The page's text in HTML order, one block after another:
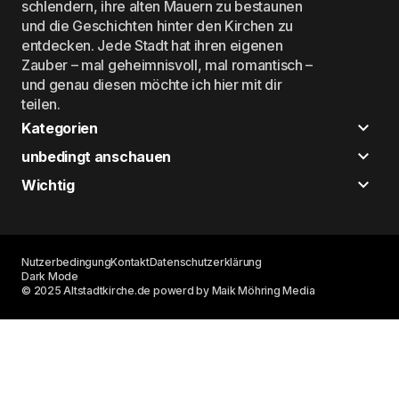
schlendern, ihre alten Mauern zu bestaunen
und die Geschichten hinter den Kirchen zu
entdecken. Jede Stadt hat ihren eigenen
Zauber – mal geheimnisvoll, mal romantisch –
und genau diesen möchte ich hier mit dir
teilen.
Kategorien
unbedingt anschauen
Wichtig
© 2025 Altstadtkirche.de powerd by Maik Möhring Media
NutzerbedingungKontaktDatenschutzerklärung
Dark Mode